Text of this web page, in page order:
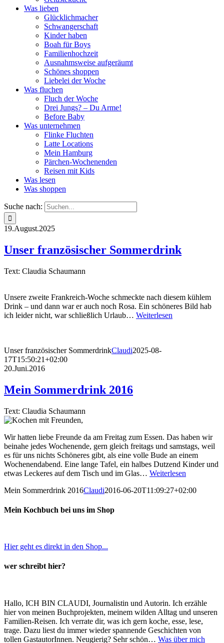
Was lieben
Glücklichmacher
Schwangerschaft
Kinder haben
Boah für Boys
Familienhochzeit
Ausnahmsweise aufgeräumt
Schönes shoppen
Liebelei der Woche
Was fluchen
Fluch der Woche
Drei Jungs? – Du Arme!
Before Baby
Was unternehmen
Flinke Fluchten
Latte Locations
Mein Hamburg
Pärchen-Wochenenden
Reisen mit Kids
Was lesen
Was shoppen
Suche nach:
19.August.2025
Unser französischer Sommerdrink
Text: Claudia Schaumann
Unsere zweite Frankreich-Woche schmeckte nach diesem kühlem
Drink – und dann war er auch noch Rosa. Ein schöneres Bild hab
ich leider nicht, war schließlich Urlaub… Weiterlesen
Unser französischer SommerdrinkClaudi2025-08-
17T15:50:21+02:00
20.Juni.2016
Mein Sommerdrink 2016
Text: Claudia Schaumann
Wir hatten liebe Freunde da am Freitag zum Essen. Das haben wir
beinahe jedes Wochenende, gern gleich freitags und samstags, weil
es für uns nichts Schöneres gibt, als eine volle Bude an einem
Wochenendabend. Eine lange Tafel, ein halbes Dutzend Kinder und
etwas Leckeres auf dem Tisch und im Glas… Weiterlesen
Mein Sommerdrink 2016Claudi2016-06-20T11:09:27+02:00
Mein Kochbuch bei uns im Shop
Hier geht es direkt in den Shop...
wer schreibt hier?
Hallo, ICH BIN CLAUDI, Journalistin und Autorin. Ich erzähle
hier von meinen Buchprojekten, meinem wilden Alltag und unseren
Familien-Reisen. Ich verrate dir, was ich gern koche, esse, lese,
trage. Dazu liest du immer wieder spannende Geschichten von
tollen GastautorInnen. Neugierig? Sehr schön… Was über mich